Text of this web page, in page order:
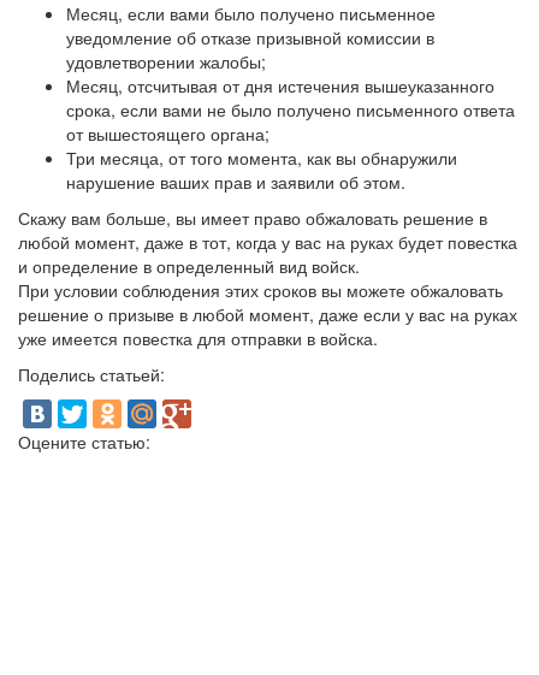
Месяц, если вами было получено письменное
уведомление об отказе призывной комиссии в
удовлетворении жалобы;
Месяц, отсчитывая от дня истечения вышеуказанного
срока, если вами не было получено письменного ответа
от вышестоящего органа;
Три месяца, от того момента, как вы обнаружили
нарушение ваших прав и заявили об этом.
Скажу вам больше, вы имеет право обжаловать решение в
любой момент, даже в тот, когда у вас на руках будет повестка
и определение в определенный вид войск.
При условии соблюдения этих сроков вы можете обжаловать
решение о призыве в любой момент, даже если у вас на руках
уже имеется повестка для отправки в войска.
Поделись статьей:
Оцените статью: